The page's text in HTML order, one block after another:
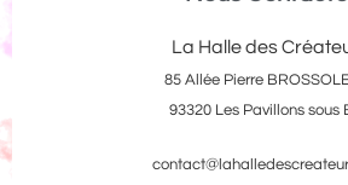
La Halle des
85 Allée Pierre
93320 Les Pavillons sous